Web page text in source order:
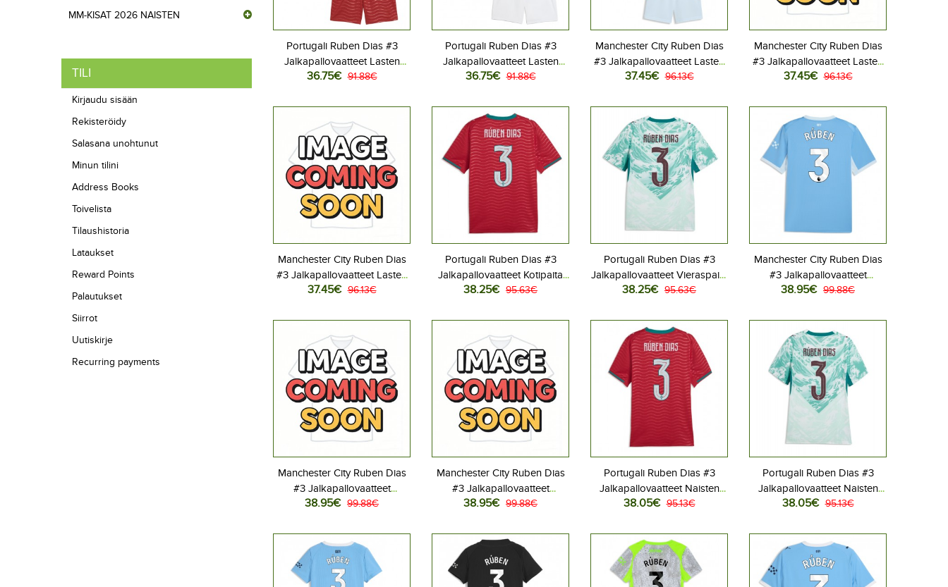
MM-KISAT 2026 NAISTEN
TILI
Kirjaudu sisään
Rekisteröidy
Salasana unohtunut
Minun tilini
Address Books
Toivelista
Tilaushistoria
Lataukset
Reward Points
Palautukset
Siirrot
Uutiskirje
Recurring payments
Portugali Ruben Dias #3
Jalkapallovaatteet Lasten
Kotipeliasu MM-kisat 2026
housut)
36.75€ 91.88€
Portugali Ruben Dias #3
Jalkapallovaatteet Lasten
Vieraspeliasu MM-kisat 2026
housut)
36.75€ 91.88€
Manchester City Ruben Dias
#3 Jalkapallovaatteet Lasten
Kotipeliasu 2026-27
housut)
37.45€ 96.13€
Manchester City Ruben Dias
#3 Jalkapallovaatteet Lasten
Vieraspeliasu 2026-27
housut)
37.45€ 96.13€
Manchester City Ruben Dias
#3 Jalkapallovaatteet Lasten
Kolmas peliasu 2026-27
housut)
37.45€ 96.13€
Portugali Ruben Dias #3
Jalkapallovaatteet Kotipaita
MM-kisat 2026 Lyhythihainen
38.25€ 95.63€
Portugali Ruben Dias #3
Jalkapallovaatteet Vieraspaita
MM-kisat 2026 Lyhythihainen
38.25€ 95.63€
Manchester City Ruben Dias
#3 Jalkapallovaatteet
Kotipaita 2026-27
38.95€ 99.88€
Manchester City Ruben Dias
#3 Jalkapallovaatteet
Vieraspaita 2026-27
38.95€ 99.88€
Manchester City Ruben Dias
#3 Jalkapallovaatteet
Kolmaspaita 2026-27
38.95€ 99.88€
Portugali Ruben Dias #3
Jalkapallovaatteet Naisten
Kotipaita MM-kisat 2026
38.05€ 95.13€
Portugali Ruben Dias #3
Jalkapallovaatteet Naisten
Vieraspaita MM-kisat 2026
38.05€ 95.13€